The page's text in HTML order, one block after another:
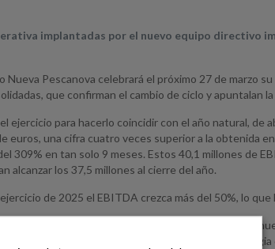
implantadas por el nuevo equipo directivo
Nueva Pescanova celebrará el próximo 27 de marzo
que confirman el cambio de ciclo y apuntalan
ejercicio para hacerlo coincidir con el año natural, de
euros, una cifra cuatro veces superior a la obtenida
309% en tan solo 9 meses. Estos 40,1 millones de
alcanzar los 37,5 millones al cierre del año.
de 2025 el EBITDA crezca más del 50%, lo
a las medidas implementadas por el
contención de gastos, la renovación de la